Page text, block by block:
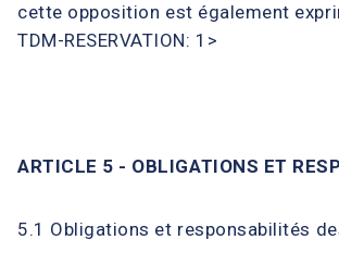
cette opposition est également
TDM-RESERVATION: 1>
ARTICLE 5 - OBLIGATIONS ET
5.1 Obligations et responsabilités